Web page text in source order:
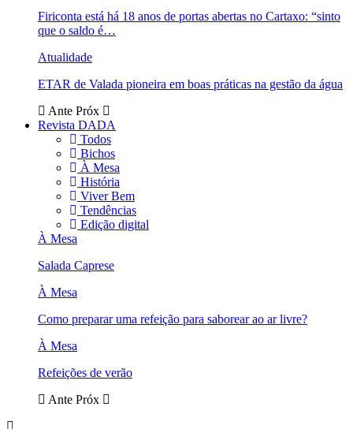
Firiconta está há 18 anos de portas abertas no Cartaxo: “sinto
que o saldo é…
Atualidade
ETAR de Valada pioneira em boas práticas na gestão da água
Ante Próx
Revista DADA
Todos
Bichos
À Mesa
História
Viver Bem
Tendências
Edição digital
À Mesa
Salada Caprese
À Mesa
Como preparar uma refeição para saborear ao ar livre?
À Mesa
Refeições de verão
Ante Próx